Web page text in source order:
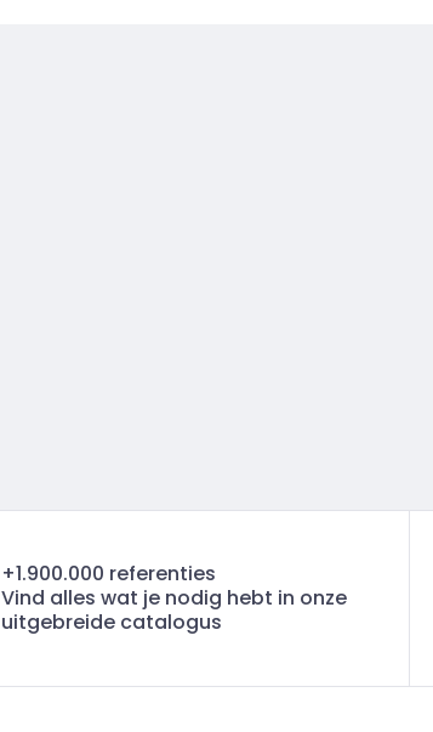
+1.900.000 referenties
Vind alles wat je nodig hebt in onze
uitgebreide catalogus